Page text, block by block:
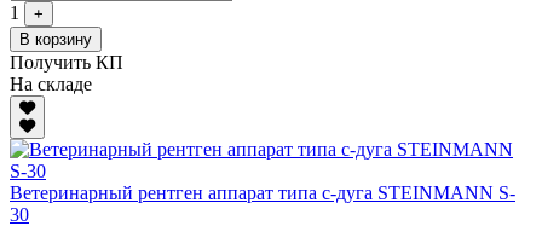
1
+
В корзину
Получить КП
На складе
Ветеринарный рентген аппарат типа с-дуга STEINMANN S-
30